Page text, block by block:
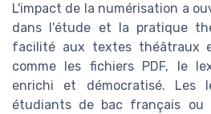
L'impact de la numérisation a
dans l'étude et la pratique
facilité aux textes théâtraux
comme les fichiers PDF, le
enrichi et démocratisé. Les
étudiants de bac français ou